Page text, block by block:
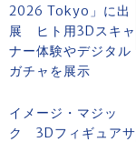
2026 Tokyo」に出
展 ヒト用3Dスキャ
ナー体験やデジタル
ガチャを展示
イメージ・マジッ
ク 3Dフィギュアサ